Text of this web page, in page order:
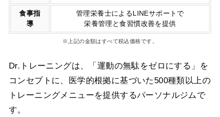
食事指
導
管理栄養士によるLINEサポートで
栄養管理と食習慣改善を提供
※上記の金額はすべて税込価格です。
Dr.トレーニングは、「運動の無駄をゼロにする」を
コンセプトに、医学的根拠に基づいた500種類以上の
トレーニングメニューを提供するパーソナルジムで
す。